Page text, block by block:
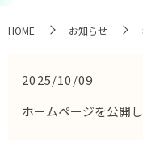
HOME お知らせ
2025/10/09
ホームページを公開し